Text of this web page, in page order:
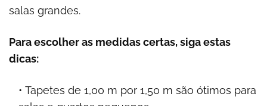
salas grandes.
Para escolher as medidas certas, siga estas
dicas:
Tapetes de 1,00 m por 1,50 m são ótimos para